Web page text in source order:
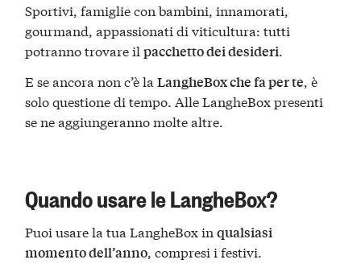
Sportivi, famiglie con bambini, innamorati,
gourmand, appassionati di viticultura: tutti
potranno trovare ilpacchetto dei desideri.
E se ancora non c’è laLangheBox che fa per te, è
solo questione di tempo. Alle LangheBox presenti
se ne aggiungeranno molte altre.
Quando usare le LangheBox?
Puoi usare la tua LangheBox inqualsiasi
momento dell’anno, compresi i festivi.